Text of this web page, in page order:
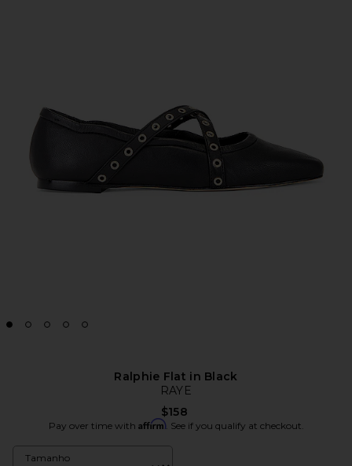
Ralphie Flat in Black
RAYE
$158
Pay over time with Affirm. See if you qualify at checkout.
Tamanho